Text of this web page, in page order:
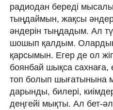
радиодан береді
тыңдаймын, жақсы
әндерін тыңдадым. Ал
шошып қалдым.
қарсымын. Егер де ол
боянбай шықса сахнаға,
топ болып шығатынына
дарынды, билері,
деңгейі мықты. Ал бет-